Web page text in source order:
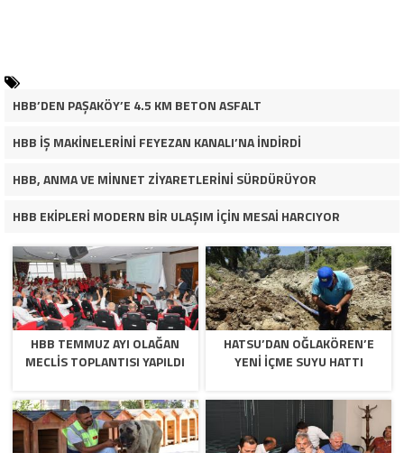
HBB’DEN PAŞAKÖY’E 4.5 KM BETON ASFALT
HBB İŞ MAKİNELERİNİ FEYEZAN KANALI’NA İNDİRDİ
HBB, ANMA VE MİNNET ZİYARETLERİNİ SÜRDÜRÜYOR
HBB EKİPLERİ MODERN BİR ULAŞIM İÇİN MESAİ HARCIYOR
HBB TEMMUZ AYI OLAĞAN
MECLİS TOPLANTISI YAPILDI
HATSU’DAN OĞLAKÖREN’E
YENİ İÇME SUYU HATTI